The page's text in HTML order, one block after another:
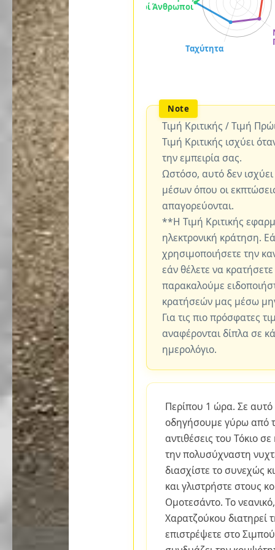
Τιμή Κριτικής / Τιμή
Τιμή Κριτικής ισχύει
την εμπειρία σας.
Ωστόσο, αυτό δεν
μέσων όπου οι
απαγορεύονται.
**Η Τιμή Κριτικής
ηλεκτρονική κράτηση.
χρησιμοποιήσετε την
εάν θέλετε να
παρακαλούμε
κρατήσεών μας μέσω
Για τις πιο πρόσφατες
αναφέρονται δίπλα σε
ημερολόγιο.
Περίπου 1 ώρα. Σε
οδηγήσουμε γύρω από
αντιθέσεις του Τόκιο
την πολυσύχναστη
διασχίστε το συνεχώς
και γλιστρήστε στους
Ομοτεσάντο. Το
Χαρατζούκου διατηρεί
επιστρέψετε στο